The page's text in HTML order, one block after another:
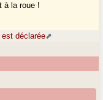
à la roue !
déclarée